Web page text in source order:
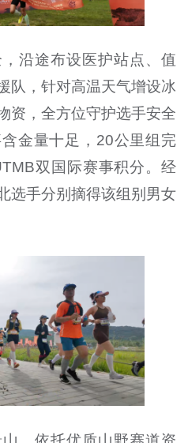
沿途布设医护站点、值
队，针对高温天气增设冰
资，全方位守护选手安全
金量十足，20公里组完
双国际赛事积分。经
选手分别摘得该组别男女